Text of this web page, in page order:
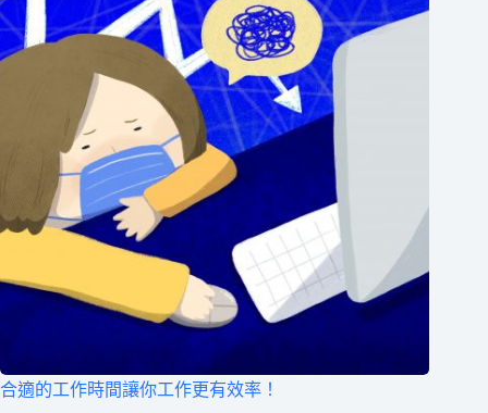
合適的工作時間讓你工作更有效率！